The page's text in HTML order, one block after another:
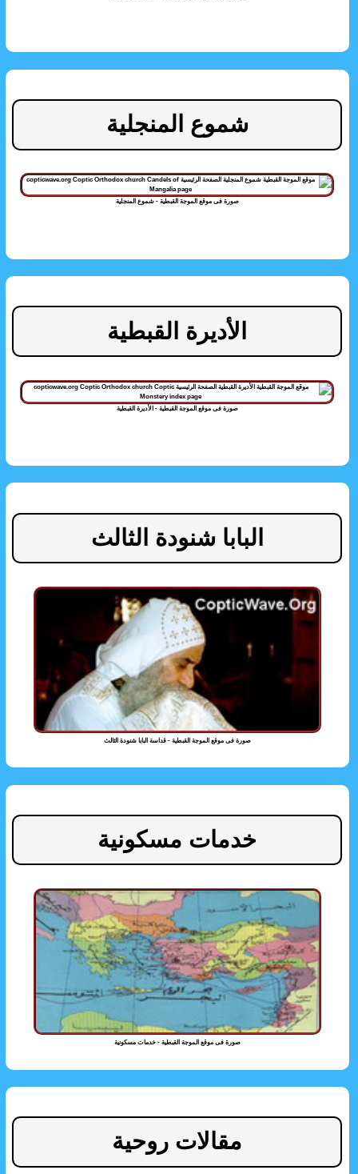
شموع المنجلية
صورة فى موقع الموجة القبطية - شموع المنجلية
الأديرة القبطية
صورة فى موقع الموجة القبطية - الأديرة القبطية
البابا شنودة الثالث
صورة فى موقع الموجة القبطية - قداسة البابا شنودة الثالث
خدمات مسكونية
صورة فى موقع الموجة القبطية - خدمات مسكونية
مقالات روحية